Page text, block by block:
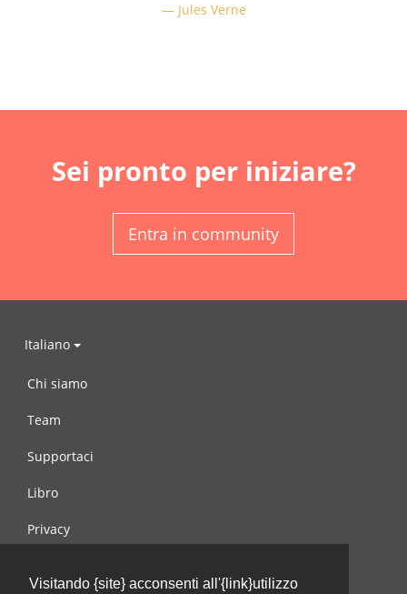
Visitando {site} acconsenti all'{link}utilizzo
Jules Verne
Sei pronto per iniziare?
Entra in community
Italiano
Chi siamo
Team
Supportaci
Libro
Privacy